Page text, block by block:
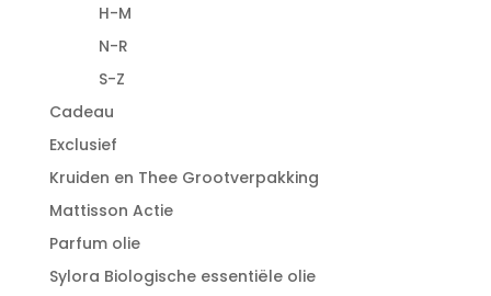
H-M
N-R
S-Z
Cadeau
Exclusief
Kruiden en Thee Grootverpakking
Mattisson Actie
Parfum olie
Sylora Biologische essentiële olie